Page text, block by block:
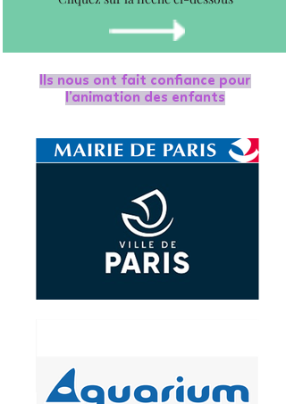
Ils nous ont fait confiance pour
l’animation des enfants